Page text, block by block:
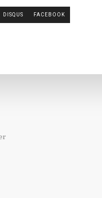
DISQUS FACEBOOK